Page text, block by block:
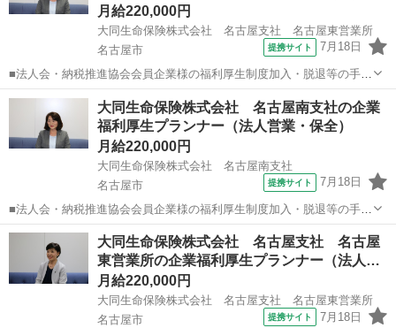
月給220,000円
大同生命保険株式会社 名古屋支社 名古屋東営業所
名古屋市
提携サイト 7月18日
■法人会・納税推進協会会員企業様の福利厚生制度加入・脱退等の手続
きなどをお任せします。 家庭訪問ではなく、会員である法人企業様へ
と出向き、当社のお薦めするプランのご案内などがメイン。個人宅訪
問や知人・友人への保険勧誘は一切あ...
愛知 名古屋市 代理店営業
大同生命保険株式会社 名古屋南支社の企業
福利厚生プランナー（法人営業・保全）
月給220,000円
大同生命保険株式会社 名古屋南支社
名古屋市
提携サイト 7月18日
■法人会・納税推進協会会員企業様の福利厚生制度加入・脱退等の手続
きなどをお任せします。 家庭訪問ではなく、会員である法人企業様へ
と出向き、当社のお薦めするプランのご案内などがメイン。個人宅訪
問や知人・友人への保険勧誘は一切あ...
愛知 名古屋市 代理店営業
大同生命保険株式会社 名古屋支社 名古屋
東営業所の企業福利厚生プランナー（法人…
月給220,000円
大同生命保険株式会社 名古屋支社 名古屋東営業所
名古屋市
提携サイト 7月18日